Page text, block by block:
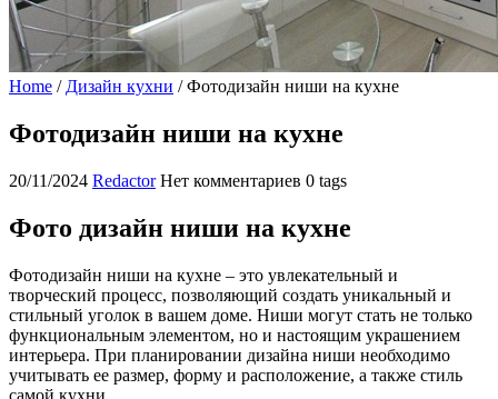
Home / Дизайн кухни /Фотодизайн ниши на кухне
Фотодизайн ниши на кухне
20/11/2024 Redactor Нет комментариев 0 tags
Фото дизайн ниши на кухне
Фотодизайн ниши на кухне – это увлекательный и
творческий процесс, позволяющий создать уникальный и
стильный уголок в вашем доме. Ниши могут стать не только
функциональным элементом, но и настоящим украшением
интерьера. При планировании дизайна ниши необходимо
учитывать ее размер, форму и расположение, а также стиль
самой кухни.